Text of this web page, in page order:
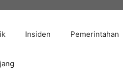
Insiden Pemerintahan